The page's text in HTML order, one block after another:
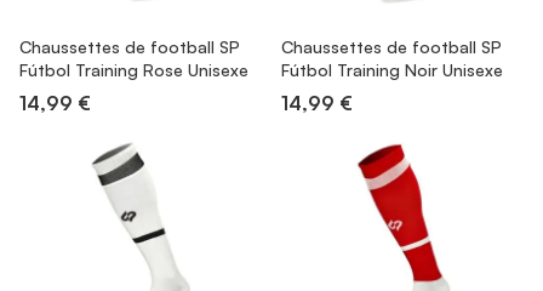
Chaussettes de football SP
Fútbol Training Rose Unisexe
14,99 €
Chaussettes de football SP
Fútbol Training Noir Unisexe
14,99 €